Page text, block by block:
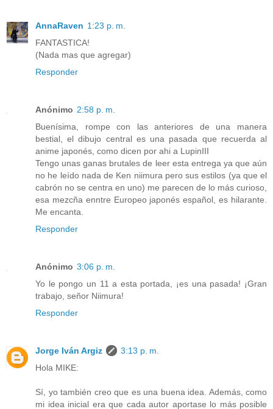
AnnaRaven 1:23 p. m.
FANTASTICA!
(Nada mas que agregar)
Responder
Anónimo 2:58 p. m.
Buenísima, rompe con las anteriores de una manera
bestial, el dibujo central es una pasada que recuerda al
anime japonés, como dicen por ahi a LupinIII
Tengo unas ganas brutales de leer esta entrega ya que aún
no he leído nada de Ken niimura pero sus estilos (ya que el
cabrón no se centra en uno) me parecen de lo más curioso,
esa mezcña enntre Europeo japonés español, es hilarante.
Me encanta.
Responder
Anónimo 3:06 p. m.
Yo le pongo un 11 a esta portada, ¡es una pasada! ¡Gran
trabajo, señor Niimura!
Responder
Jorge Iván Argiz
3:13 p. m.
Hola MIKE:
Sí, yo también creo que es una buena idea. Además, como
mi idea inicial era que cada autor aportase lo más posible